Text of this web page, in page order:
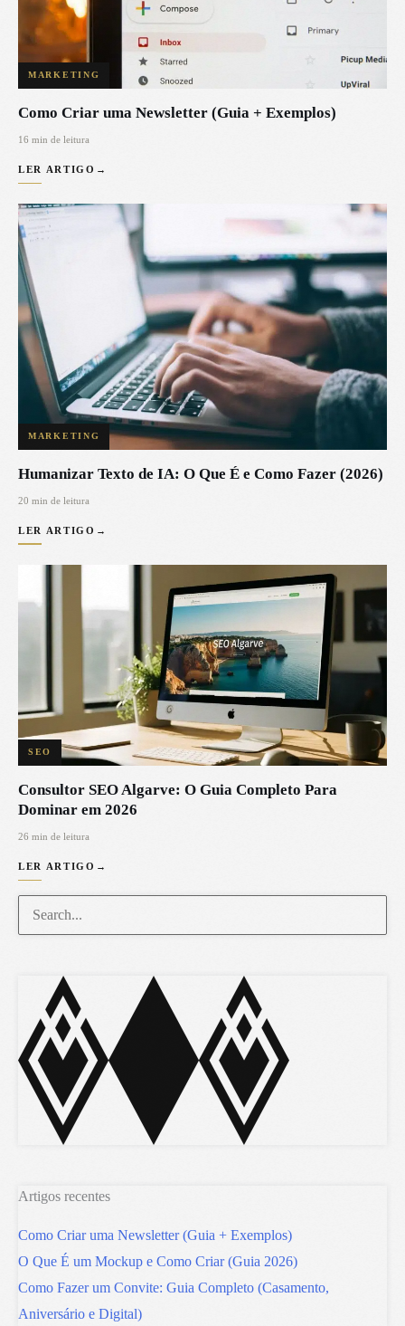
MARKETING
Como Criar uma Newsletter (Guia + Exemplos)
16 min de leitura
LER ARTIGO →
MARKETING
Humanizar Texto de IA: O Que É e Como Fazer (2026)
20 min de leitura
LER ARTIGO →
SEO
Consultor SEO Algarve: O Guia Completo Para
Dominar em 2026
26 min de leitura
LER ARTIGO →
Artigos recentes
Como Criar uma Newsletter (Guia + Exemplos)
O Que É um Mockup e Como Criar (Guia 2026)
Como Fazer um Convite: Guia Completo (Casamento,
Aniversário e Digital)